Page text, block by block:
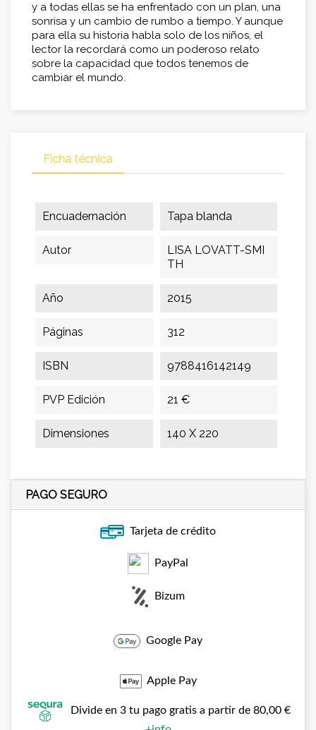
y a todas ellas se ha enfrentado con un plan, una
sonrisa y un cambio de rumbo a tiempo. Y aunque
para ella su historia habla solo de los niños, el
lector la recordará como un poderoso relato
sobre la capacidad que todos tenemos de
cambiar el mundo.
Ficha técnica
Encuadernación Tapa blanda
Autor
LISA LOVATT-SMI
TH
Año 2015
Páginas 312
ISBN 9788416142149
PVP Edición 21 €
Dimensiones 140 X 220
PAGO SEGURO
Tarjeta de crédito
PayPal
Bizum
Google Pay
Apple Pay
Divide en 3 tu pago gratis a partir de 80,00 €